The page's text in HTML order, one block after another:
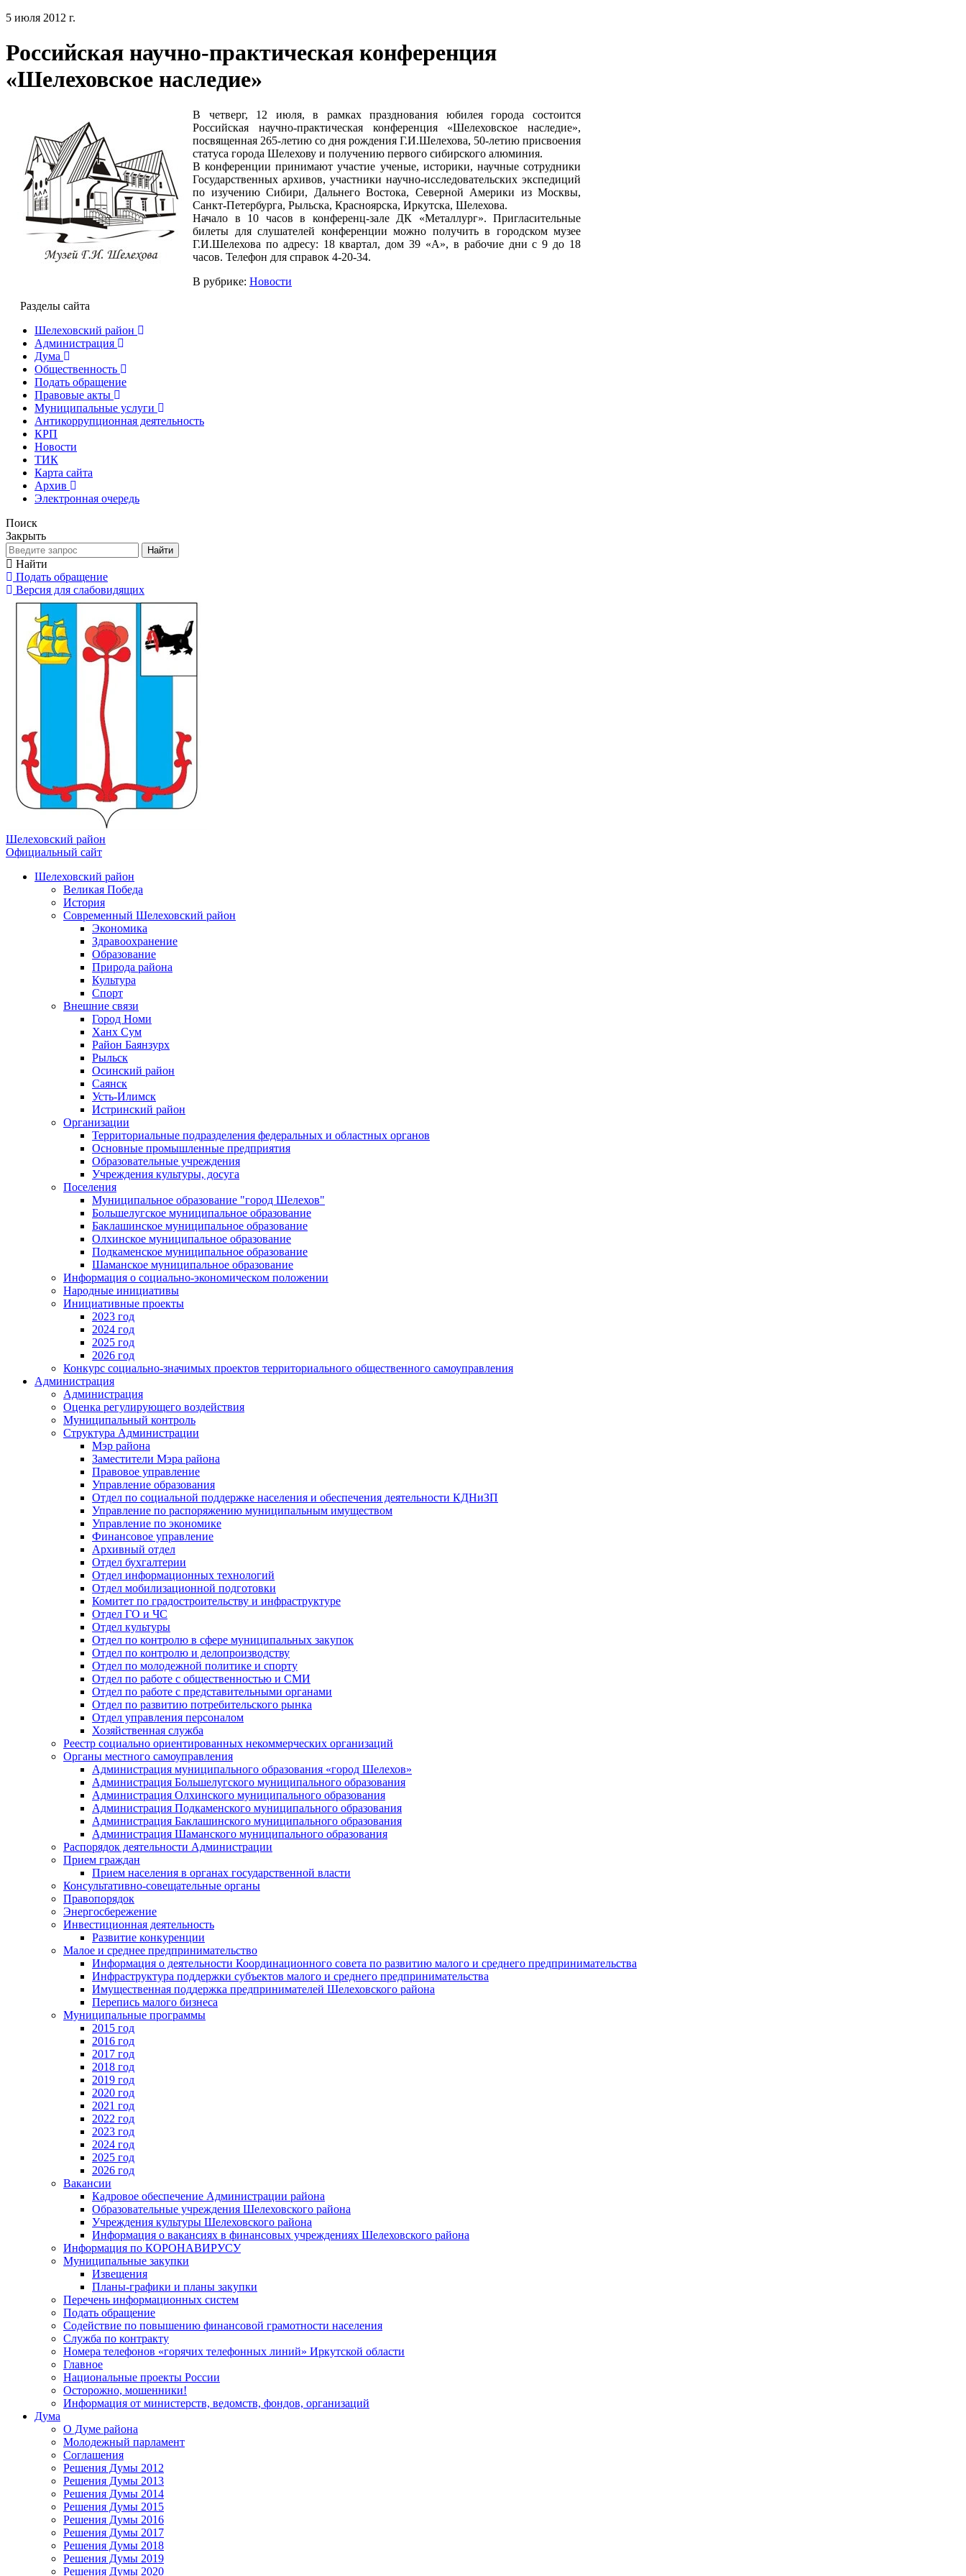
5 июля 2012 г.
Российская научно-практическая конференция
«Шелеховское наследие»
В четверг, 12 июля, в рамках празднования юбилея города состоится
Российская научно-практическая конференция «Шелеховское наследие»,
посвященная 265-летию со дня рождения Г.И.Шелехова, 50-летию присвоения
статуса города Шелехову и получению первого сибирского алюминия.
В конференции принимают участие ученые, историки, научные сотрудники
Государственных архивов, участники научно-исследовательских экспедиций
по изучению Сибири, Дальнего Востока, Северной Америки из Москвы,
Санкт-Петербурга, Рыльска, Красноярска, Иркутска, Шелехова.
Начало в 10 часов в конференц-зале ДК «Металлург». Пригласительные
билеты для слушателей конференции можно получить в городском музее
Г.И.Шелехова по адресу: 18 квартал, дом 39 «А», в рабочие дни с 9 до 18
часов. Телефон для справок 4-20-34.
В рубрике: Новости
Разделы сайта
Шелеховский район
Администрация
Дума
Общественность
Подать обращение
Правовые акты
Муниципальные услуги
Антикоррупционная деятельность
КРП
Новости
ТИК
Карта сайта
Архив
Электронная очередь
Поиск
Закрыть
Найти
Найти
Подать обращение
Версия для слабовидящих
Шелеховский район
Официальный сайт
Шелеховский район
Великая Победа
История
Современный Шелеховский район
Экономика
Здравоохранение
Образование
Природа района
Культура
Спорт
Внешние связи
Город Номи
Ханх Сум
Район Баянзурх
Рыльск
Осинский район
Саянск
Усть-Илимск
Истринский район
Организации
Территориальные подразделения федеральных и областных органов
Основные промышленные предприятия
Образовательные учреждения
Учреждения культуры, досуга
Поселения
Муниципальное образование "город Шелехов"
Большелугское муниципальное образование
Баклашинское муниципальное образование
Олхинское муниципальное образование
Подкаменское муниципальное образование
Шаманское муниципальное образование
Информация о социально-экономическом положении
Народные инициативы
Инициативные проекты
2023 год
2024 год
2025 год
2026 год
Конкурс социально-значимых проектов территориального общественного самоуправления
Администрация
Администрация
Оценка регулирующего воздействия
Муниципальный контроль
Структура Администрации
Мэр района
Заместители Мэра района
Правовое управление
Управление образования
Отдел по социальной поддержке населения и обеспечения деятельности КДНиЗП
Управление по распоряжению муниципальным имуществом
Управление по экономике
Финансовое управление
Архивный отдел
Отдел бухгалтерии
Отдел информационных технологий
Отдел мобилизационной подготовки
Комитет по градостроительству и инфраструктуре
Отдел ГО и ЧС
Отдел культуры
Отдел по контролю в сфере муниципальных закупок
Отдел по контролю и делопроизводству
Отдел по молодежной политике и спорту
Отдел по работе с общественностью и СМИ
Отдел по работе с представительными органами
Отдел по развитию потребительского рынка
Отдел управления персоналом
Хозяйственная служба
Реестр социально ориентированных некоммерческих организаций
Органы местного самоуправления
Администрация муниципального образования «город Шелехов»
Администрация Большелугского муниципального образования
Администрация Олхинского муниципального образования
Администрация Подкаменского муниципального образования
Администрация Баклашинского муниципального образования
Администрация Шаманского муниципального образования
Распорядок деятельности Администрации
Прием граждан
Прием населения в органах государственной власти
Консультативно-совещательные органы
Правопорядок
Энергосбережение
Инвестиционная деятельность
Развитие конкуренции
Малое и среднее предпринимательство
Информация о деятельности Координационного совета по развитию малого и среднего предпринимательства
Инфраструктура поддержки субъектов малого и среднего предпринимательства
Имущественная поддержка предпринимателей Шелеховского района
Перепись малого бизнеса
Муниципальные программы
2015 год
2016 год
2017 год
2018 год
2019 год
2020 год
2021 год
2022 год
2023 год
2024 год
2025 год
2026 год
Вакансии
Кадровое обеспечение Администрации района
Образовательные учреждения Шелеховского района
Учреждения культуры Шелеховского района
Информация о вакансиях в финансовых учреждениях Шелеховского района
Информация по КОРОНАВИРУСУ
Муниципальные закупки
Извещения
Планы-графики и планы закупки
Перечень информационных систем
Подать обращение
Содействие по повышению финансовой грамотности населения
Служба по контракту
Номера телефонов «горячих телефонных линий» Иркутской области
Главное
Национальные проекты России
Осторожно, мошенники!
Информация от министерств, ведомств, фондов, организаций
Дума
О Думе района
Молодежный парламент
Соглашения
Решения Думы 2012
Решения Думы 2013
Решения Думы 2014
Решения Думы 2015
Решения Думы 2016
Решения Думы 2017
Решения Думы 2018
Решения Думы 2019
Решения Думы 2020